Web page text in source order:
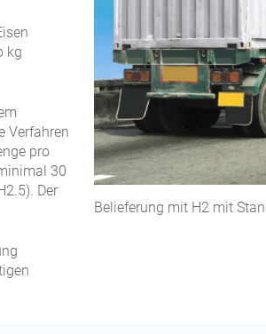
kg
Verfahren
pro
30
Der
Belieferung mit H2 mit